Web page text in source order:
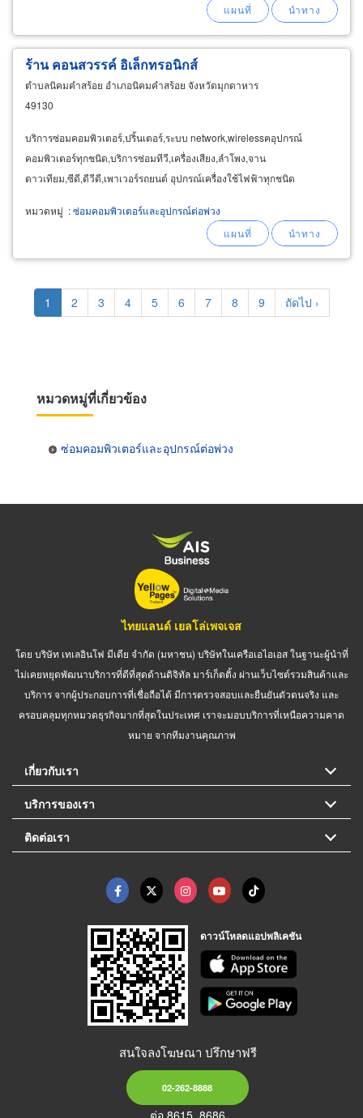
ร้าน คอนสวรรค์ อิเล็กทรอนิกส์
ตำบลนิคมคำสร้อย อำเภอนิคมคำสร้อย จังหวัดมุกดาหาร
49130
บริการซ่อมคอมพิวเตอร์,ปริ้นเตอร์,ระบบ network,wirelessฅอุปกรณ์
คอมพิวเตอร์ทุกชนิด,บริการซ่อมทีวี,เครื่องเสียง,ลำโพง,จาน
ดาวเทียม,ซีดี,ดีวีดี,เพาเวอร์รถยนต์ อุปกรณ์เครื่องใช้ไฟฟ้าทุกชนิด
หมวดหมู่ :ซ่อมคอมพิวเตอร์และอุปกรณ์ต่อพ่วง
Pagination
Current
page
1 Page
2 Page
3 Page
4 Page
5 Page
6 Page
7 Page
8 Page
9
Next
page
ถัดไป ›
หมวดหมู่ที่เกี่ยวข้อง
ซ่อมคอมพิวเตอร์และอุปกรณ์ต่อพ่วง
ไทยแลนด์ เยลโล่เพจเจส
โดย บริษัท เทเลอินโฟ มีเดีย จำกัด (มหาชน) บริษัทในเครือเอไอเอส ในฐานะผู้นำที่
ไม่เคยหยุดพัฒนาบริการที่ดีที่สุดด้านดิจิทัล มาร์เก็ตติ้ง ผ่านเว็บไซต์รวมสินค้าและ
บริการ จากผู้ประกอบการที่เชื่อถือได้ มีการตรวจสอบและยืนยันตัวตนจริง และ
ครอบคลุมทุกหมวดธุรกิจมากที่สุดในประเทศ เราจะมอบบริการที่เหนือความคาด
หมาย จากทีมงานคุณภาพ
เกี่ยวกับเรา
บริการของเรา
ติดต่อเรา
ดาวน์โหลดแอปพลิเคชัน
สนใจลงโฆษณา ปรึกษาฟรี
02-262-8888
ต่อ 8615, 8686